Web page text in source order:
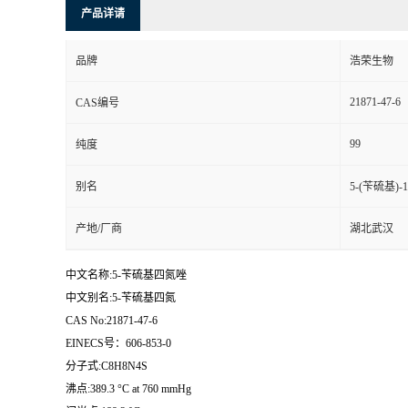
产品详请
品牌 浩荣生物
CAS编号 21871-47-6
纯度 99
别名 5-(苄硫基)-
产地/厂商 湖北武汉
中文名称:5-苄硫基四氮唑
中文别名:5-苄硫基四氮
CAS No:21871-47-6
EINECS号：606-853-0
分子式:C8H8N4S
沸点:389.3 °C at 760 mmHg